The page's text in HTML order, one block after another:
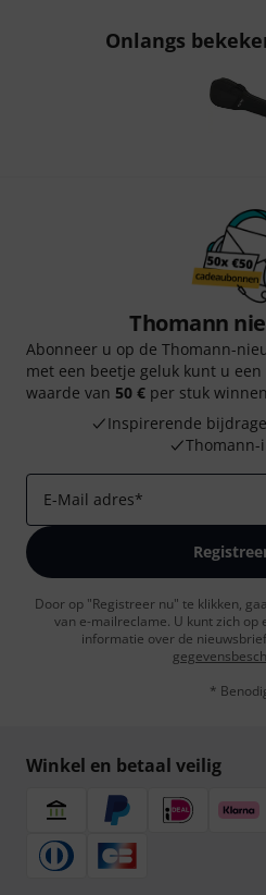
Onlangs
Thomann
Abonneer u op de Thomann-
met een beetje geluk kunt u een
waarde van 50 € per stuk
Inspirerende
Thomann-
E-Mail adres*
Door op "Registreer nu" te klikken,
van e-mailreclame. U kunt zich
informatie over de
*
Winkel en betaal veilig